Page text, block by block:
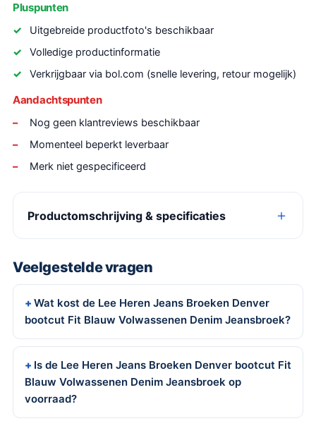
Pluspunten
Uitgebreide productfoto's beschikbaar
Volledige productinformatie
Verkrijgbaar via bol.com (snelle levering, retour mogelijk)
Aandachtspunten
Nog geen klantreviews beschikbaar
Momenteel beperkt leverbaar
Merk niet gespecificeerd
Productomschrijving & specificaties
Veelgestelde vragen
Wat kost de Lee Heren Jeans Broeken Denver
bootcut Fit Blauw Volwassenen Denim Jeansbroek?
Is de Lee Heren Jeans Broeken Denver bootcut Fit
Blauw Volwassenen Denim Jeansbroek op
voorraad?